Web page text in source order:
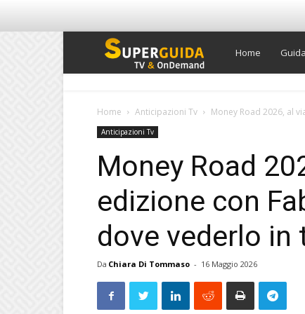
Super
Home
Home Anticipazioni Tv Money Road 2026, al
Anticipazioni Tv
Money Road
edizione con
dove vederlo in
Da Chiara Di Tommaso - 16 Maggio 2026